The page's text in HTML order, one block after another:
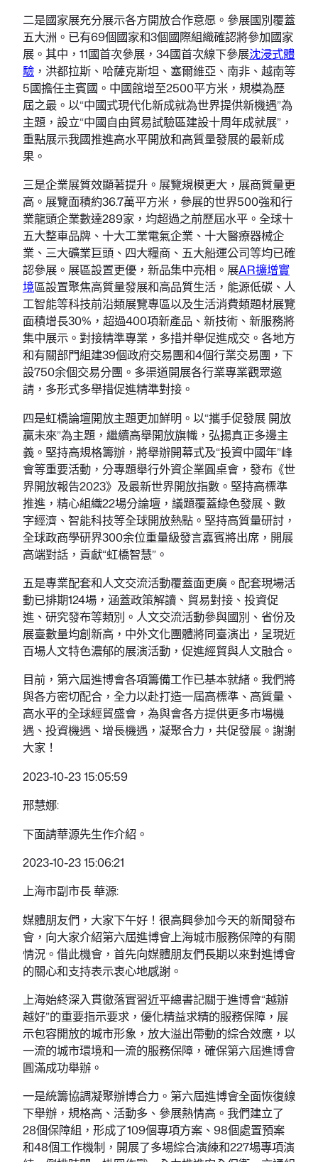
二是國家展充分展示各方開放合作意愿。參展國別覆蓋
五大洲。已有69個國家和3個國際組織確認將參加國家
展。其中，11國首次參展，34國首次線下參展沈浸式體
驗 ，洪都拉斯、哈薩克斯坦、塞爾維亞、南非、越南等
5國擔任主賓國。中國館增至2500平方米，規模為歷
屆之最。以“中國式現代化新成就為世界提供新機遇”為
主題，設立“中國自由貿易試驗區建設十周年成就展”，
重點展示我國推進高水平開放和高質量發展的最新成
果。
三是企業展質效顯著提升。展覽規模更大，展商質量更
高。展覽面積約36.7萬平方米，參展的世界500強和行
業龍頭企業數達289家，均超過之前歷屆水平。全球十
五大整車品牌、十大工業電氣企業、十大醫療器械企
業、三大礦業巨頭、四大糧商、五大船運公司等均已確
認參展。展區設置更優，新品集中亮相。展AR擴增實
境區設置聚焦高質量發展和高品質生活，能源低碳、人
工智能等科技前沿類展覽專區以及生活消費類題材展覽
面積增長30%，超過400項新產品、新技術、新服務將
集中展示。對接精準專業，多措并舉促進成交。各地方
和有關部門組建39個政府交易團和4個行業交易團，下
設750余個交易分團。多渠道開展各行業專業觀眾邀
請，多形式多舉措促進精準對接。
四是虹橋論壇開放主題更加鮮明。以“攜手促發展 開放
贏未來”為主題，繼續高舉開放旗幟，弘揚真正多邊主
義。堅持高規格籌辦，將舉辦開幕式及“投資中國年”峰
會等重要活動，分專題舉行外資企業圓桌會，發布《世
界開放報告2023》及最新世界開放指數。堅持高標準
推進，精心組織22場分論壇，議題覆蓋綠色發展、數
字經濟、智能科技等全球開放熱點。堅持高質量研討，
全球政商學研界300余位重量級發言嘉賓將出席，開展
高端對話，貢獻“虹橋智慧”。
五是專業配套和人文交流活動覆蓋面更廣。配套現場活
動已排期124場，涵蓋政策解讀、貿易對接、投資促
進、研究發布等類別。人文交流活動參與國別、省份及
展臺數量均創新高，中外文化團體將同臺演出，呈現近
百場人文特色濃郁的展演活動，促進經貿與人文融合。
目前，第六屆進博會各項籌備工作已基本就緒。我們將
與各方密切配合，全力以赴打造一屆高標準、高質量、
高水平的全球經貿盛會，為與會各方提供更多市場機
遇、投資機遇、增長機遇，凝聚合力，共促發展。謝謝
大家！
2023-10-23 15:05:59
邢慧娜:
下面請華源先生作介紹。
2023-10-23 15:06:21
上海市副市長 華源:
媒體朋友們，大家下午好！很高興參加今天的新聞發布
會，向大家介紹第六屆進博會上海城市服務保障的有關
情況。借此機會，首先向媒體朋友們長期以來對進博會
的關心和支持表示衷心地感謝。
上海始終深入貫徹落實習近平總書記關于進博會“越辦
越好”的重要指示要求，優化精益求精的服務保障，展
示包容開放的城市形象，放大溢出帶動的綜合效應，以
一流的城市環境和一流的服務保障，確保第六屆進博會
圓滿成功舉辦。
一是統籌協調凝聚辦博合力。第六屆進博會全面恢復線
下舉辦，規格高、活動多、參展熱情高。我們建立了
28個保障組，形成了109個專項方案、98個處置預案
和48個工作機制，開展了多場綜合演練和227場專項演